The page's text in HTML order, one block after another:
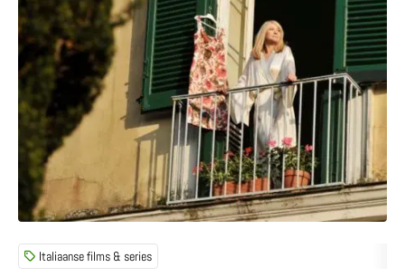
Italiaanse films & series